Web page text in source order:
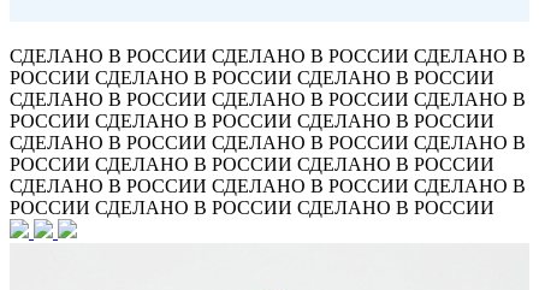
СДЕЛАНО В РОССИИ СДЕЛАНО В РОССИИ СДЕЛАНО В
РОССИИ СДЕЛАНО В РОССИИ СДЕЛАНО В РОССИИ
СДЕЛАНО В РОССИИ СДЕЛАНО В РОССИИ СДЕЛАНО В
РОССИИ СДЕЛАНО В РОССИИ СДЕЛАНО В РОССИИ
СДЕЛАНО В РОССИИ СДЕЛАНО В РОССИИ СДЕЛАНО В
РОССИИ СДЕЛАНО В РОССИИ СДЕЛАНО В РОССИИ
СДЕЛАНО В РОССИИ СДЕЛАНО В РОССИИ СДЕЛАНО В
РОССИИ СДЕЛАНО В РОССИИ СДЕЛАНО В РОССИИ